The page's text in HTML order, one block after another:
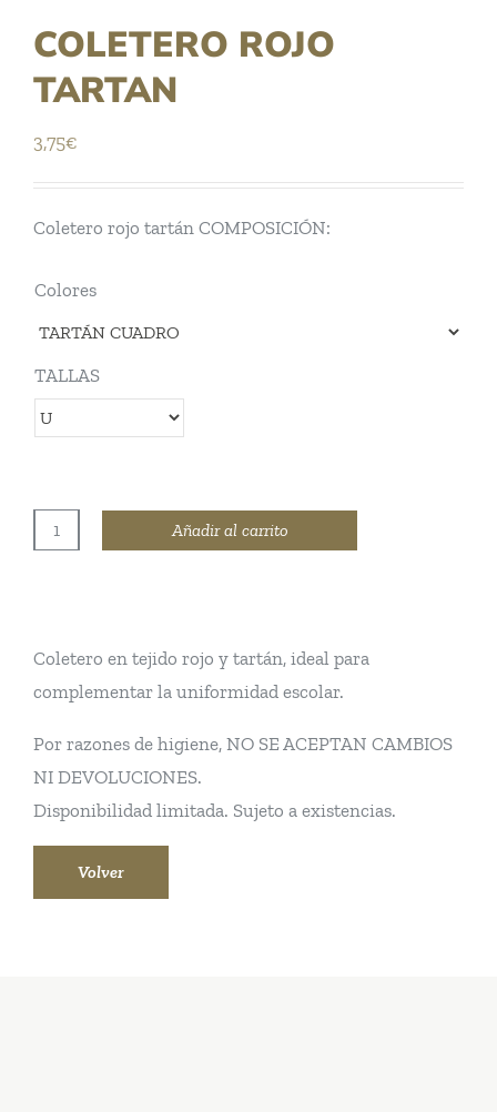
COLETERO ROJO
TARTAN
3,75€
Coletero rojo tartán COMPOSICIÓN:
Colores
TALLAS
COLETERO
Añadir al carrito
Coletero en tejido rojo y tartán, ideal para
complementar la uniformidad escolar.
Por razones de higiene, NO SE ACEPTAN CAMBIOS
NI DEVOLUCIONES.
Disponibilidad limitada. Sujeto a existencias.
Volver